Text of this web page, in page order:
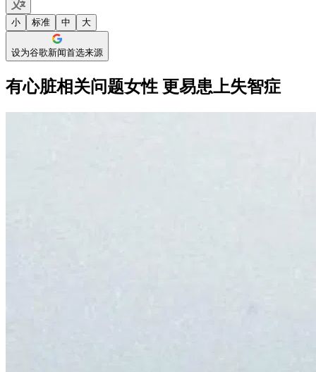
小 标准 中 大
设为谷歌新闻首选来源
有心脏相关问题女性 更易患上失智症